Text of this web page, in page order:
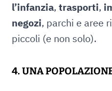
l’infanzia, trasporti,
negozi, parchi e aree
piccoli (e non solo).
4. UNA